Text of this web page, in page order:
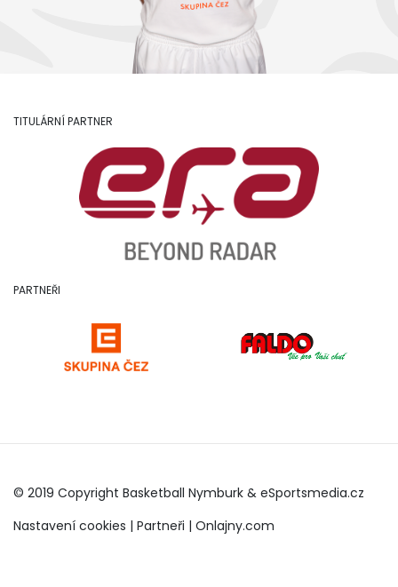
TITULÁRNÍ PARTNER
PARTNEŘI
© 2019 Copyright Basketball Nymburk & eSportsmedia.cz
Nastavení cookies | Partneři | Onlajny.com